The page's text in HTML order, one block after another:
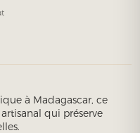
à Madagascar, ce
qui préserve